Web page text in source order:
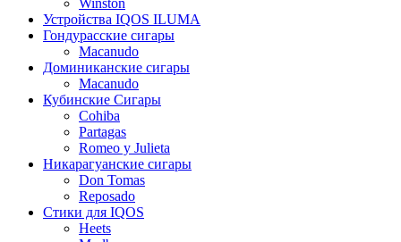
Winston
Устройства IQOS ILUMA
Гондурасские сигары
Macanudo
Доминиканские сигары
Macanudo
Кубинские Сигары
Cohiba
Partagas
Romeo y Julieta
Никарагуанские сигары
Don Tomas
Reposado
Стики для IQOS
Heets